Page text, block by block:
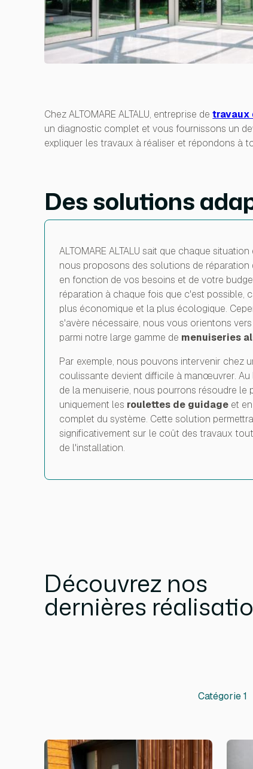
Chez ALTOMARE ALTALU, entreprise detravaux
un diagnostic complet et vous fournissons un
expliquer les travaux à réaliser et répondons à
Des solutions
ALTOMARE ALTALU sait que chaque
nous proposons des solutions de réparation
en fonction de vos besoins et de votre
réparation à chaque fois que c'est possible,
plus économique et la plus écologique.
s'avère nécessaire, nous vous orientons
parmi notre large gamme de menuiseries
Par exemple, nous pouvons intervenir chez
coulissante devient difficile à manœuvrer.
de la menuiserie, nous pourrons résoudre le
uniquement les roulettes de guidage et
complet du système. Cette solution
significativement sur le coût des travaux
de l'installation.
Découvrez nos
dernières
Catégorie 1